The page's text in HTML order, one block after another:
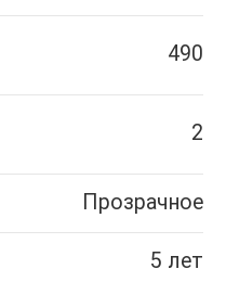
490
2
Прозрачное
5 лет